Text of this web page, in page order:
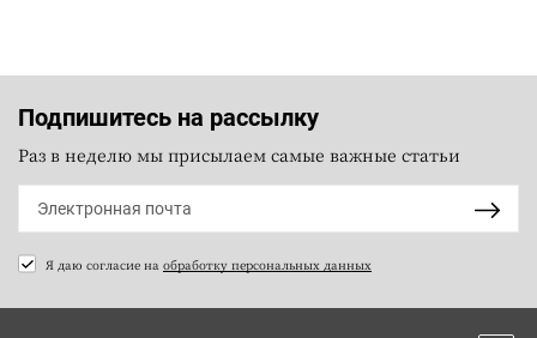
Подпишитесь на рассылку
Раз в неделю мы присылаем самые важные статьи
Я даю согласие на обработку персональных данных